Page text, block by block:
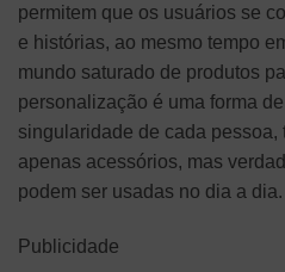
permitem que os usuários se
e histórias, ao mesmo tempo
mundo saturado de produtos
personalização é uma forma
singularidade de cada pessoa,
apenas acessórios, mas
podem ser usadas no dia a dia.
Publicidade